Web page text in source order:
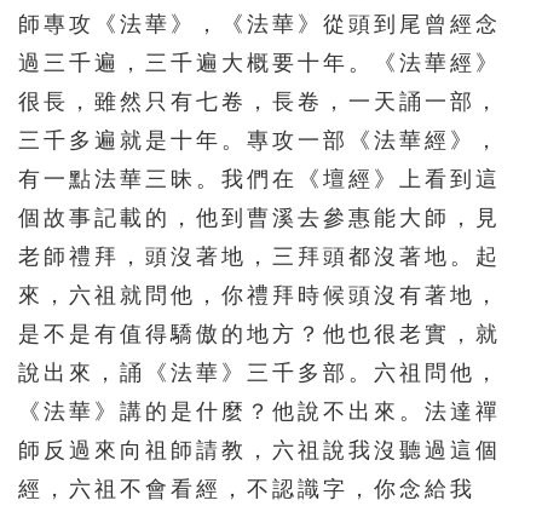
師專攻《法華》，《法華》從頭到尾曾經念
過三千遍，三千遍大概要十年。《法華經》
很長，雖然只有七卷，長卷，一天誦一部，
三千多遍就是十年。專攻一部《法華經》，
有一點法華三昧。我們在《壇經》上看到這
個故事記載的，他到曹溪去參惠能大師，見
老師禮拜，頭沒著地，三拜頭都沒著地。起
來，六祖就問他，你禮拜時候頭沒有著地，
是不是有值得驕傲的地方？他也很老實，就
說出來，誦《法華》三千多部。六祖問他，
《法華》講的是什麼？他說不出來。法達禪
師反過來向祖師請教，六祖說我沒聽過這個
經，六祖不會看經，不認識字，你念給我